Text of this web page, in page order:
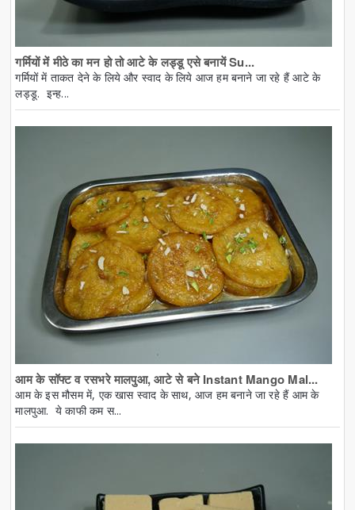
गर्मियों में मीठे का मन हो तो आटे के लड्डू एसे बनायें Su...
गर्मियों में ताकत देने के लिये और स्वाद के लिये आज हम बनाने जा रहे हैं आटे के
लड्डू. इन्ह...
आम के सॉफ्ट व रसभरे मालपुआ, आटे से बने Instant Mango Mal...
आम के इस मौसम में, एक खास स्वाद के साथ, आज हम बनाने जा रहे हैं आम के
मालपुआ. ये काफी कम स...